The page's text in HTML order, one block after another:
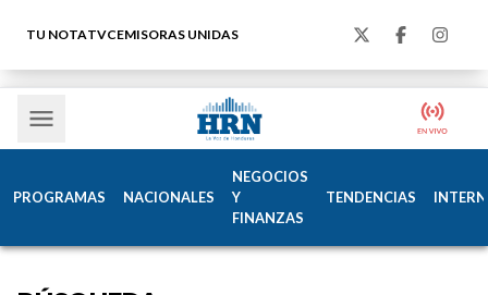
TU NOTATVCEMISORAS UNIDAS
PROGRAMAS NACIONALES
NEGOCIOS
Y
FINANZAS
TENDENCIAS